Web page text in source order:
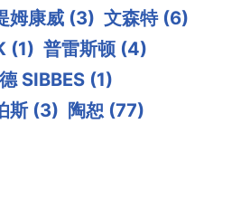
姆康威 (3) 文森特 (6)
(1) 普雷斯顿 (4)
SIBBES (1)
斯 (3) 陶恕 (77)